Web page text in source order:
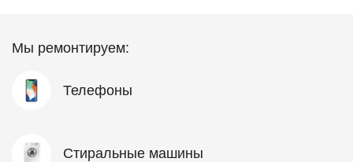
Мы ремонтируем:
Телефоны
Стиральные машины